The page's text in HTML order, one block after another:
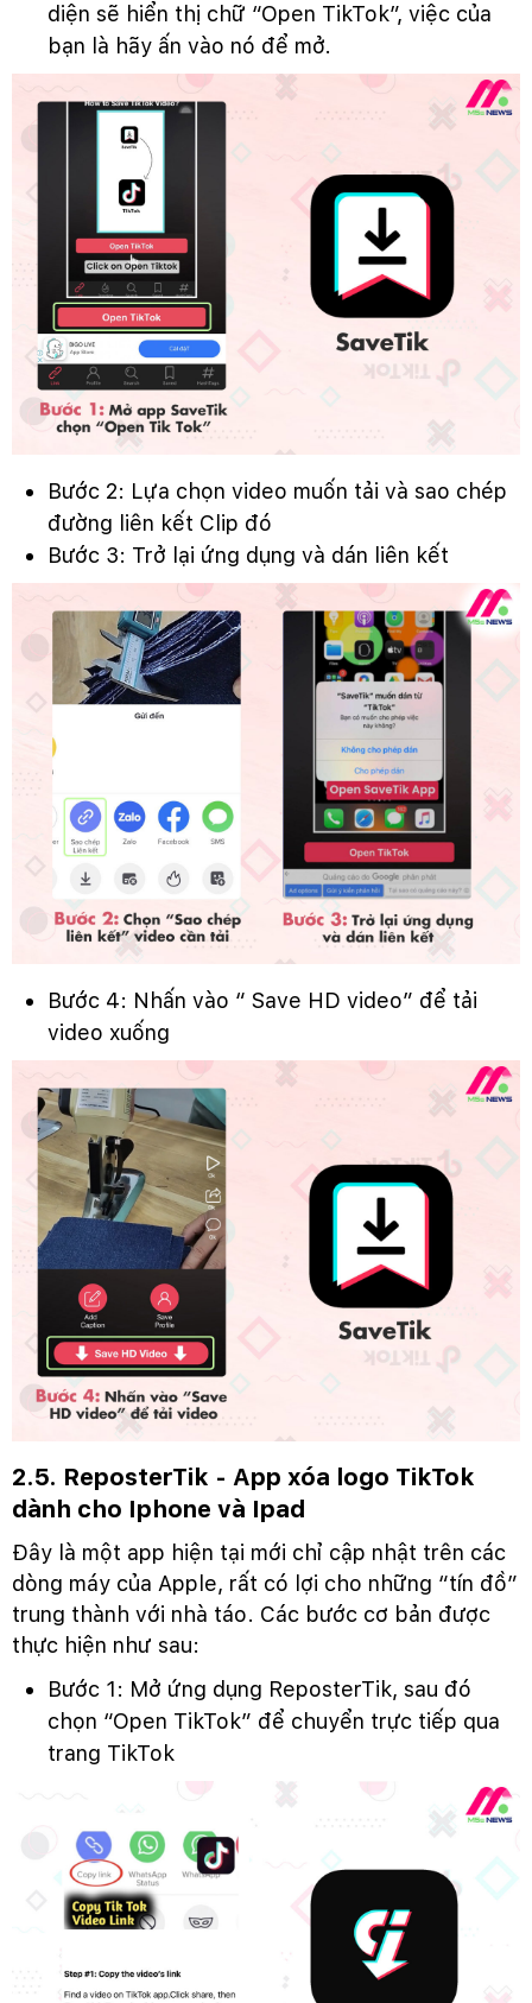
diện sẽ hiển thị chữ “Open TikTok”, việc của
bạn là hãy ấn vào nó để mở.
Bước 2: Lựa chọn video muốn tải và sao chép
đường liên kết Clip đó
Bước 3: Trở lại ứng dụng và dán liên kết
Bước 4: Nhấn vào “ Save HD video” để tải
video xuống
2.5. ReposterTik - App xóa logo TikTok
dành cho Iphone và Ipad
Đây là một app hiện tại mới chỉ cập nhật trên các
dòng máy của Apple, rất có lợi cho những “tín đồ”
trung thành với nhà táo. Các bước cơ bản được
thực hiện như sau:
Bước 1: Mở ứng dụng ReposterTik, sau đó
chọn “Open TikTok” để chuyển trực tiếp qua
trang TikTok